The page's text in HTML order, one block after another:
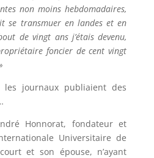
non moins hebdomadaires,
se transmuer en landes et en
de vingt ans j’étais devenu,
foncier de cent vingt
les journaux publiaient des
Honnorat, fondateur et
Universitaire de
et son épouse, n’ayant